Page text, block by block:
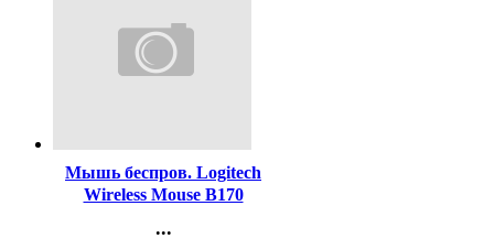
Мышь беспров. Logitech
Wireless Mouse В170
...